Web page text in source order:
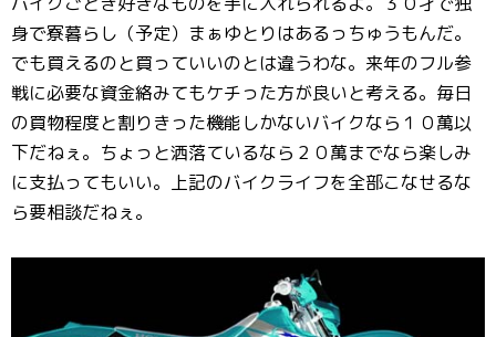
身で寮暮らし（予定）まぁゆとりはあるっちゅうもんだ。
でも買えるのと買っていいのとは違うわな。来年のフル参
戦に必要な資金絡みてもケチった方が良いと考える。毎日
の買物程度と割りきった機能しかないバイクなら１０萬以
下だねぇ。ちょっと洒落ているなら２０萬までなら楽しみ
に支払ってもいい。上記のバイクライフを全部こなせるな
ら要相談だねぇ。